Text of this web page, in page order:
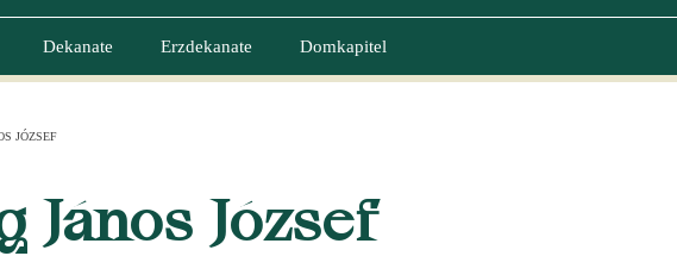
Dekanate Erzdekanate Domkapitel
JÓZSEF
János József